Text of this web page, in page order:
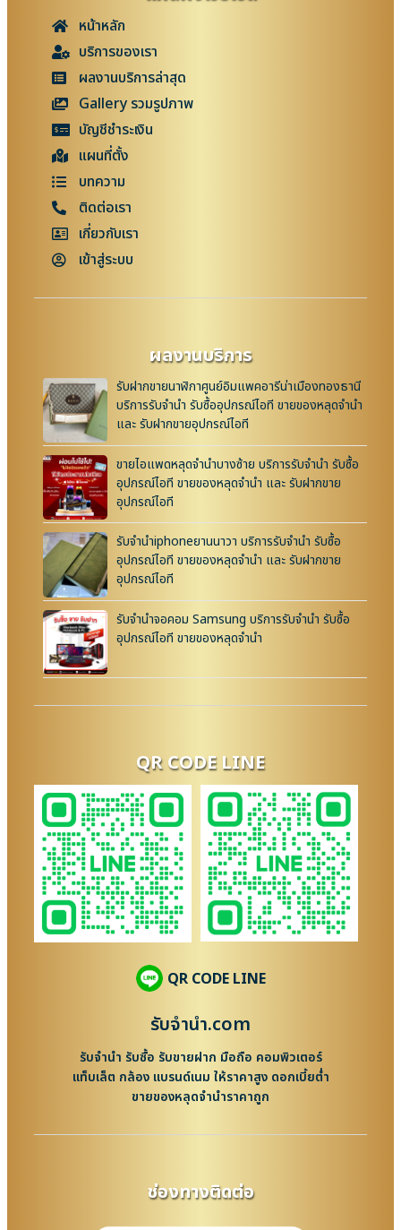
หน้าหลัก
บริการของเรา
ผลงานบริการล่าสุด
Gallery รวมรูปภาพ
บัญชีชำระเงิน
แผนที่ตั้ง
บทความ
ติดต่อเรา
เกี่ยวกับเรา
เข้าสู่ระบบ
ผลงานบริการ
รับฝากขายนาฬิกาศูนย์อิมแพคอารีน่าเมืองทองธานี
บริการรับจำนำ รับซื้ออุปกรณ์ไอที ขายของหลุดจำนำ
และ รับฝากขายอุปกรณ์ไอที
ขายไอแพดหลุดจำนำบางซ้าย บริการรับจำนำ รับซื้อ
อุปกรณ์ไอที ขายของหลุดจำนำ และ รับฝากขาย
อุปกรณ์ไอที
รับจำนำiphoneยานนาวา บริการรับจำนำ รับซื้อ
อุปกรณ์ไอที ขายของหลุดจำนำ และ รับฝากขาย
อุปกรณ์ไอที
รับจำนำจอคอม Samsung บริการรับจำนำ รับซื้อ
อุปกรณ์ไอที ขายของหลุดจำนำ
QR CODE LINE
QR CODE LINE
รับจํานํา.com
รับจำนำ รับซื้อ รับขายฝาก มือถือ คอมพิวเตอร์
แท็บเล็ต กล้อง แบรนด์เนม ให้ราคาสูง ดอกเบี้ยต่ำ
ขายของหลุดจำนำราคาถูก
ช่องทางติดต่อ